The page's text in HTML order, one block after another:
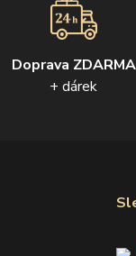
Doprava ZDARMA
+ dárek